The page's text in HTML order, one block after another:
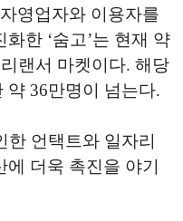
영업자와 이용자를
한 ‘숨고’는 현재 약
랜서 마켓이다. 해당
약 36만명이 넘는다.
한 언택트와 일자리
더욱 촉진을 야기